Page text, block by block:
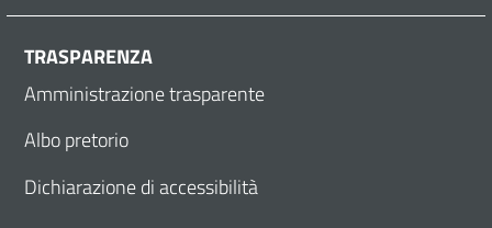
TRASPARENZA
Amministrazione trasparente
Albo pretorio
Dichiarazione di accessibilità